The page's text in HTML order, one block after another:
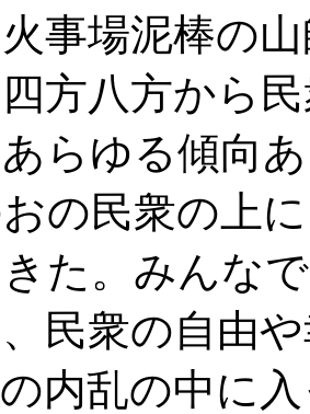
事場泥棒の
方八方から
らゆる傾向
の民衆の上
た。みんな
民衆の自由
内乱の中に